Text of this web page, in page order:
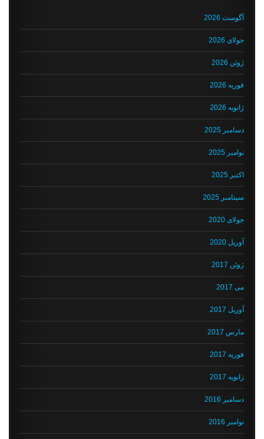
آگوست 2026
جولای 2026
ژوئن 2026
فوریه 2026
ژانویه 2026
دسامبر 2025
نوامبر 2025
اکتبر 2025
سپتامبر 2025
جولای 2020
آوریل 2020
ژوئن 2017
می 2017
آوریل 2017
مارس 2017
فوریه 2017
ژانویه 2017
دسامبر 2016
نوامبر 2016